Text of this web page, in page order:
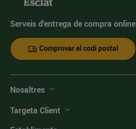
Serveis d'entrega de compra online
Comprovar el codi postal
Nosaltres
Targeta Client